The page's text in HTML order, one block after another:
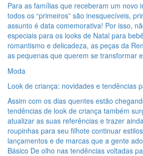
Para as famílias que receberam um novo
todos os “primeiros” são inesquecíveis,
assunto é data comemorativa! Por isso,
especiais para os looks de Natal para
romantismo e delicadeza, as peças da
as pequenas que querem se transformar
Moda
Look de criança: novidades e tendências
Assim com os dias quentes estão
tendências de look de criança também
atualizar as suas referências e trazer
roupinhas para seu filhote continuar
lançamentos e de marcas que a gente
Básico De olho nas tendências voltadas